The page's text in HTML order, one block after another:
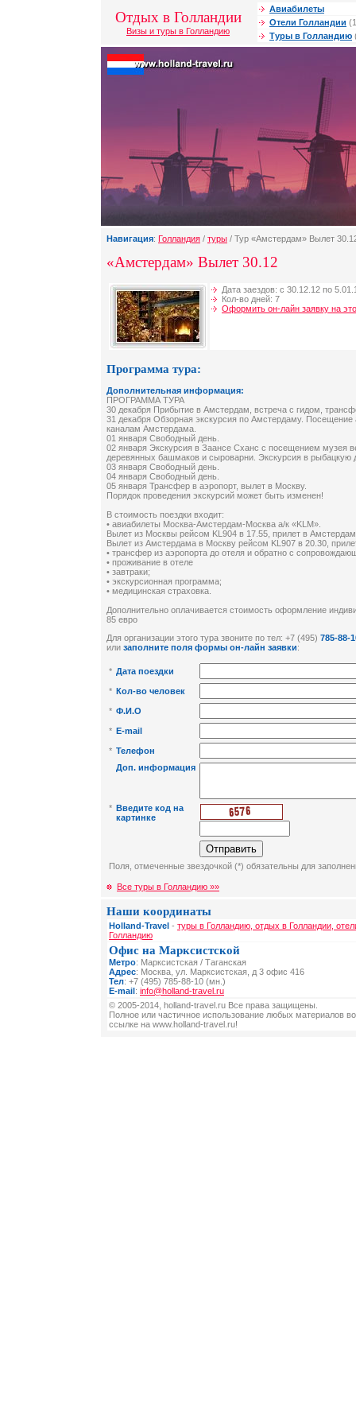
Отдых в Голландии
Визы и туры в Голландию
Авиабилеты
Отели Голландии
Туры в Голландию
Навигация: Голландия / туры / Тур «Амстердам» Вылет
«Амстердам» Вылет 30.12
Дата заездов: с 30.12.12 по
Кол-во дней: 7
Оформить он-лайн заявку на
Программа тура:
Дополнительная информация:
ПРОГРАММА ТУРА
30 декабря Прибытие в Амстердам, встреча c гидом,
31 декабря Обзорная экскурсия по Амстердаму. Посещение
каналам Амстердама.
01 января Свободный день.
02 января Экскурсия в Заансе Сханс с посещением музея
деревянных башмаков и сыроварни. Экскурсия в рыбацкую
03 января Свободный день.
04 января Свободный день.
05 января Трансфер в аэропорт, вылет в Москву.
Порядок проведения экскурсий может быть изменен!
В стоимость поездки входит:
• авиабилеты Москва-Амстердам-Москва а/к «KLM».
Вылет из Москвы рейсом KL904 в 17.55, прилет в
Вылет из Амстердама в Москву рейсом KL907 в 20.30,
• трансфер из аэропорта до отеля и обратно с
• проживание в отеле
• завтраки;
• экскурсионная программа;
• медицинская страховка.
Дополнительно оплачивается стоимость оформление
85 евро
Для организации этого тура звоните по тел: +7 (495) 785-88-
или заполните поля формы он-лайн заявки:
* Дата поездки
* Кол-во человек
* Ф.И.О
* E-mail
* Телефон
Доп. информация
* Введите код на
картинке
Поля, отмеченные звездочкой (*) обязательны для
Все туры в Голландию »»
Наши координаты
Holland-Travel - туры в Голландию, отдых в Голландии,
Голландию
Офис на Марксистской
Метро: Марксистская / Таганская
Адрес: Москва, ул. Марксистская, д 3 офис 416
Тел: +7 (495) 785-88-10 (мн.)
E-mail: info@holland-travel.ru
© 2005-2014, holland-travel.ru Все права защищены.
Полное или частичное использование любых материалов
ссылке на www.holland-travel.ru!